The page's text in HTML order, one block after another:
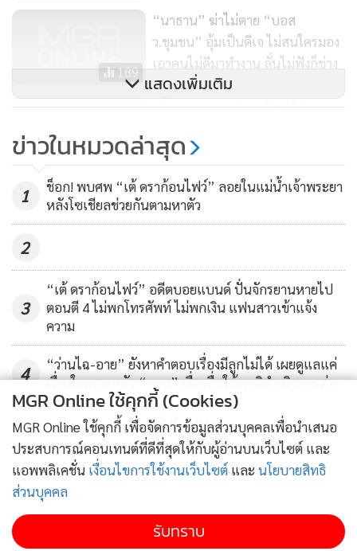
เท่านั้นทั้ง น้องอุ้ม และหนุ่มนาธานเองดูเหมือนจะกลายเป็น
โดยทั้งสองกรณีที่เกิดขึ้นนี้กลุ่มคนกลุ่มแรกสุดเลยที่ได้ออกมาตั้ง
ข้อสงสัยและต้องยกเครดิตให้ก็คือสมาชิกของโต๊ะเฉลิมไทย ใน
เพราะไม่เพียงจะต้องข้อสงสัยเท่านั้น หากแต่สมาชิกบางส่วนของ
โต๊ะนี้ยังมีการสืบค้นข้อมูลรายละเอียดต่างๆ อย่างเป็นขั้นเป็น
ถกเถียงกันด้วยตรรกะทางด้านเหตุผลข้อมูล-เหตุผลของความ
และก็ไม่ใช่เพียง 2 กรณีนี้เท่านั้น เพราะหากลองมองย้อนกลับไป
มีหลายกรณีทีเดียวที่สมาชิกของโต๊ะนี้ได้เป็นผู้จุดชนวน ตั้ง
คำถาม ในเรื่องต่างๆ ที่เกี่ยวข้องกับแวดวงบันเทิง กระทั่งต้อง
ยอมรับว่าได้มีนักข่าวและสื่อหลายต่อหลายสื่อได้นำเอาข้อมูล
ต่างๆ ที่มีการโพสต์ไว้เหล่านี้มากล่าวอ้างถึงเพื่อเป็นข้อมูลและ
แนวทางในการนำเสนอข่าวออกไป
แน่นอนว่าในกรณีของหนุ่มนาธาน โอมานนั้น เราคงจะต้องรอ
ฟังจากปากของจ้าตัวว่าในส่วนที่เกี่ยวกับการโกอินเตอร์ไปเล่น
หนังฮอลลลีวูดประกบดาราดังของโลกตามที่เขากล่าวอ้างนั้น
สรุปแล้วเรื่องราวที่แท้จริงเป็นเช่นไรกันแน่?
189
“นาธาน” ฆ่าไม่ตาย “บอส
ว.ชุมชน” อุ้มเป็นดีเจ ไม่สนใครมอง
เอาคนไม่ดีมาทำงาน ลั่นไม่ฟังก็ช่าง
588
ยุขึ้น "นาธาน" ทุ่มสุดตัว แก้ผ้าลง
แสดงเพิ่มเติม
ข่าวในหมวดล่าสุด
1
ช็อก! พบศพ “เต้ ดราก้อนไฟว์” ลอยในแม่น้ำเจ้าพระยา
หลังโซเชียลช่วยกันตามหาตัว
2
3
“เต้ ดราก้อนไฟว์” อดีตบอยแบนด์ ปั่นจักรยานหายไป
ตอนตี 4 ไม่พกโทรศัพท์ ไม่พกเงิน แฟนสาวเข้าแจ้ง
ความ
4
“ว่านไฉ-อาย” ยังหาคำตอบเรื่องมีลูกไม่ได้ เผยดูแลแค่
เรื่องใจครอบครัว “ฮลุน” เรื่องอื่นให้ญาติดำเนินการต่อ
ข่าวอื่นในหมวด
MGR Online ใช้คุกกี้ (Cookies)
MGR Online ใช้คุกกี้ เพื่อจัดการข้อมูลส่วนบุคคลเพื่อนำเสนอ
ประสบการณ์คอนเทนต์ที่ดีที่สุดให้กับผู้อ่านบนเว็บไซต์ และ
แอพพลิเคชั่น เงื่อนไขการใช้งานเว็บไซต์ และ นโยบายสิทธิ
ส่วนบุคคล
รับทราบ